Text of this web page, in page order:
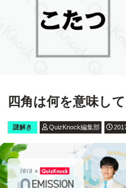
四角は何を意味し
謎解き QuizKnock編集部